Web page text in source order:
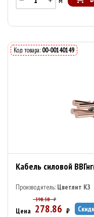
Код товара: 00-00140149
Кабель силовой
Производитель: Цветлит КЗ
398.38 ₽
Цена 278.86 ₽